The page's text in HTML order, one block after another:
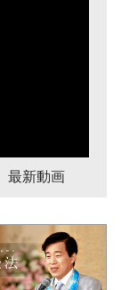
最新動画